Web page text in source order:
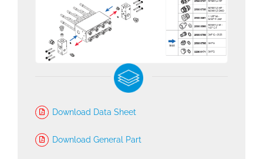
Download Data Sheet
Download General Part